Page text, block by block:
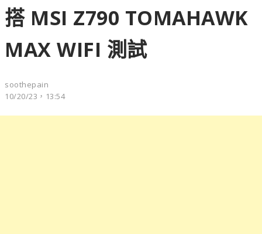
搭 MSI Z790 TOMAHAWK
MAX WIFI 測試
soothepain
10/20/23，13:54